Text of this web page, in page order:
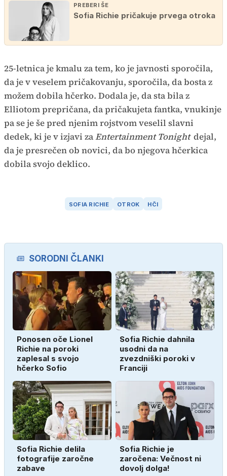
PREBERI ŠE
Sofia Richie pričakuje prvega otroka
25-letnica je kmalu za tem, ko je javnosti sporočila,
da je v veselem pričakovanju, sporočila, da bosta z
možem dobila hčerko. Dodala je, da sta bila z
Elliotom prepričana, da pričakujeta fantka, vnukinje
pa se je še pred njenim rojstvom veselil slavni
dedek, ki je v izjavi zaEntertainment Tonight dejal,
da je presrečen ob novici, da bo njegova hčerkica
dobila svojo deklico.
SOFIA RICHIE OTROK HČI
SORODNI ČLANKI
Ponosen oče Lionel
Richie na poroki
zaplesal s svojo
hčerko Sofio
Sofia Richie dahnila
usodni da na
zvezdniški poroki v
Franciji
Sofia Richie delila
fotografije zaročne
zabave
Sofia Richie je
zaročena: Večnost ni
dovolj dolga!